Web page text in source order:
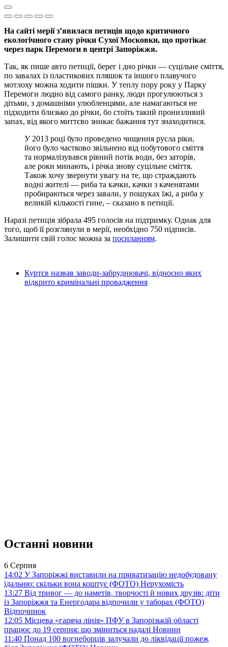
На сайті мерії з’явилася петиція щодо критичного
екологічного стану річки Сухої Московки, що протікає
через парк Перемоги в центрі Запоріжжя.
Так, як пише авто петиції, берег і дно річки — суцільне сміття,
по завалах із пластикових пляшок та іншого плавучого
мотлоху можна ходити пішки. У теплу пору року у Парку
Перемоги людно вiд самого ранку, люди прогулюються з
дітьми, з домашніми улюбленцями, але намагаються не
підходити близько до рiчки, бо стоїть такий пронизливий
запах, від якого миттєво зникає бажання тут знаходитися.
У 2013 роцi було проведено чищення русла рiки,
його було частково звільнено від побутового сміття
та нормалiзувався рiвний потiк води, без заторiв,
але роки минають, і річка знову суцільне сміття.
Також хочу звернути увагу на те, що страждають
водні жителі — риба та качки, качки з каченятами
пробираються через завали, у пошуках їжі, а риба у
великій кількості гине, – сказано в петиції.
Наразі петиція зібрала 495 голосів на підтримку. Однак для
того, щоб її розглянули в мерії, необхідно 750 підписів.
Залишити свій голос можна за посиланням.
Куртєв назвав заводи-забруднювачі, відносно яких
відкрито кримінальні провадження
Останні новини
6 Серпня
14:02 У Запоріжжі виставили на приватизацію недобудовану
їдальню: скільки вона коштує (ФОТО) Нерухомість
13:27 Від тривог — до наметів, творчості й нових друзів: діти
із Запоріжжя та Енергодара відпочили у таборах (ФОТО)
Відпочинок
12:05 Місцева «гаряча лінія» ПФУ в Запорізькій області
працює до 19 серпня: що зміниться надалі Новини
11:40 Понад 100 вогнеборців залучали до ліквідації пожеж